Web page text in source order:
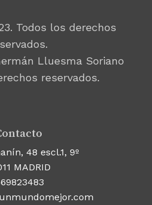
Todos los derechos
Lluesma Soriano
reservados.
48 escl.1, 9º
MADRID